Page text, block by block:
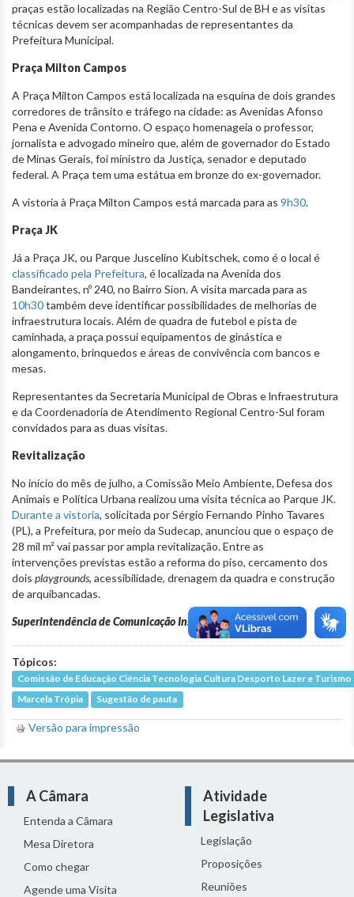
praças estão localizadas na Região Centro-Sul de BH e as visitas
técnicas devem ser acompanhadas de representantes da
Prefeitura Municipal.
Praça Milton Campos
A Praça Milton Campos está localizada na esquina de dois grandes
corredores de trânsito e tráfego na cidade: as Avenidas Afonso
Pena e Avenida Contorno. O espaço homenageia o professor,
jornalista e advogado mineiro que, além de governador do Estado
de Minas Gerais, foi ministro da Justiça, senador e deputado
federal. A Praça tem uma estátua em bronze do ex-governador.
A vistoria à Praça Milton Campos está marcada para as 9h30.
Praça JK
Já a Praça JK, ou Parque Juscelino Kubitschek, como é o local é
classificado pela Prefeitura, é localizada na Avenida dos
Bandeirantes, nº 240, no Bairro Sion. A visita marcada para as
10h30também deve identificar possibilidades de melhorias de
infraestrutura locais. Além de quadra de futebol e pista de
caminhada, a praça possui equipamentos de ginástica e
alongamento, brinquedos e áreas de convivência com bancos e
mesas.
Representantes da Secretaria Municipal de Obras e lnfraestrutura
e da Coordenadoria de Atendimento Regional Centro-Sul foram
convidados para as duas visitas.
Revitalização
No início do mês de julho, a Comissão Meio Ambiente, Defesa dos
Animais e Política Urbana realizou uma visita técnica ao Parque JK.
Durante a vistoria, solicitada por Sérgio Fernando Pinho Tavares
(PL), a Prefeitura, por meio da Sudecap, anunciou que o espaço de
28 mil m² vai passar por ampla revitalização. Entre as
intervenções previstas estão a reforma do piso, cercamento dos
dois playgrounds, acessibilidade, drenagem da quadra e construção
de arquibancadas.
Superintendência de Comunicação Institucional
Tópicos:
Comissão de Educação Ciência Tecnologia Cultura Desporto Lazer e Turismo
Marcela Trópia
Sugestão de pauta
Versão para impressão
A Câmara
Entenda a Câmara
Mesa Diretora
Como chegar
Agende uma Visita
Atividade
Legislativa
Legislação
Proposições
Reuniões